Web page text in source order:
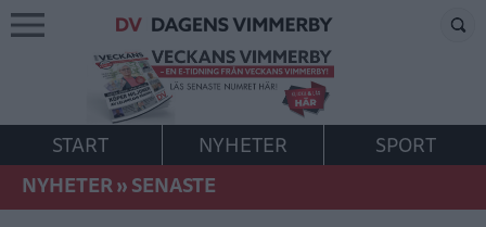
START NYHETER
SPORT
NYHETER»SENASTE